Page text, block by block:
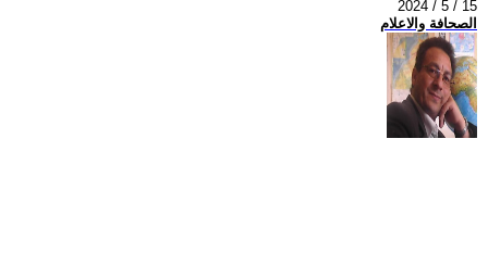
2024 / 5 / 15
الصحافة والاعلام